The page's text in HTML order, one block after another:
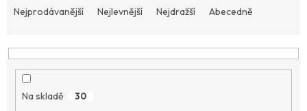
a
n
Nejprodávanější Nejlevnější Nejdražší Abecedně
Na skladě 30